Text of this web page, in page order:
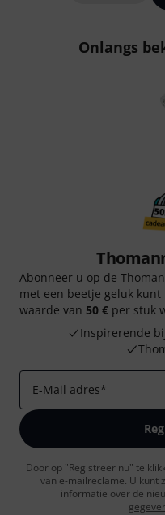
Onlangs
Abonneer u op de
met een beetje geluk kunt
waarde van 50 € per stuk
Inspirerende
E-Mail adres*
Door op "Registreer nu" te
van e-mailreclame. U kunt
informatie over de